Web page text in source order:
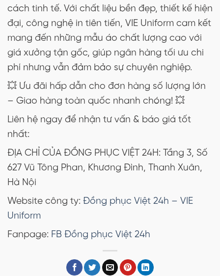
cách tinh tế. Với chất liệu bền đẹp, thiết kế hiện
đại, công nghệ in tiên tiến, VIE Uniform cam kết
mang đến những mẫu áo chất lượng cao với
giá xưởng tận gốc, giúp ngân hàng tối ưu chi
phí nhưng vẫn đảm bảo sự chuyên nghiệp.
💥 Ưu đãi hấp dẫn cho đơn hàng số lượng lớn
– Giao hàng toàn quốc nhanh chóng! 💥
Liên hệ ngay để nhận tư vấn & báo giá tốt
nhất:
ĐỊA CHỈ CỦA ĐỒNG PHỤC VIỆT 24H: Tầng 3, Số
627 Vũ Tông Phan, Khương Đình, Thanh Xuân,
Hà Nội
Website công ty: Đồng phục Việt 24h – VIE
Uniform
Fanpage: FB Đồng phục Việt 24h